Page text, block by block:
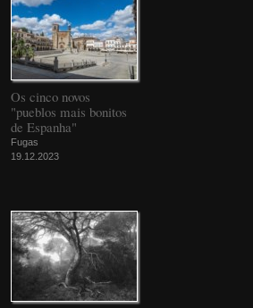
Os cinco novos
"pueblos mais bonitos
de Espanha"
Fugas
19.12.2023